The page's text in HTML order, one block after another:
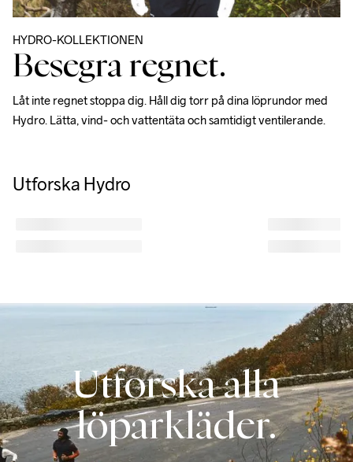
HYDRO-KOLLEKTIONEN
Besegra regnet.
Låt inte regnet stoppa dig. Håll dig torr på dina löprundor med
Hydro. Lätta, vind- och vattentäta och samtidigt ventilerande.
Utforska Hydro
Utforska alla
löparkläder.